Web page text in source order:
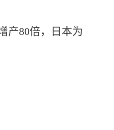
产80倍，日本为